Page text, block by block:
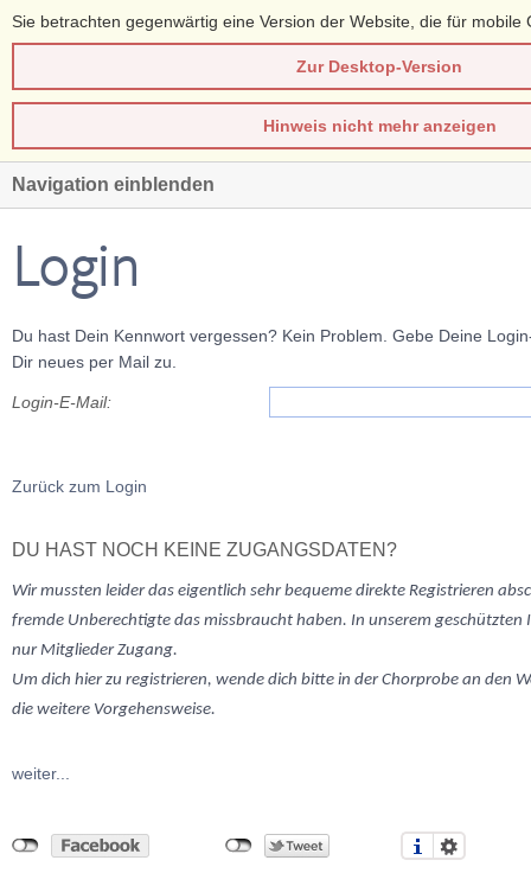
Sie betrachten gegenwärtig eine Version der Website, die für mobile
Zur Desktop-Version
Hinweis nicht mehr anzeigen
Navigation einblenden
Login
Du hast Dein Kennwort vergessen? Kein Problem. Gebe Deine
Dir neues per Mail zu.
Login-E-Mail:
Zurück zum Login
DU HAST NOCH KEINE ZUGANGSDATEN?
Wir mussten leiderdas eigentlich sehr bequeme direkte Registrieren
fremde Unberechtigte das missbraucht haben. In unserem
nur Mitglieder Zugang.
Um dich hier zu registrieren, wende dich bitte in der Chorprobe an den
die weitere Vorgehensweise.
weiter...